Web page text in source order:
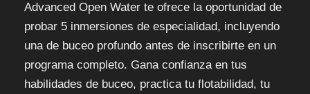
Advanced Open Water te ofrece la oportunidad de
probar 5 inmersiones de especialidad, incluyendo
una de buceo profundo antes de inscribirte en un
programa completo. Gana confianza en tus
habilidades de buceo, practica tu flotabilidad, tu